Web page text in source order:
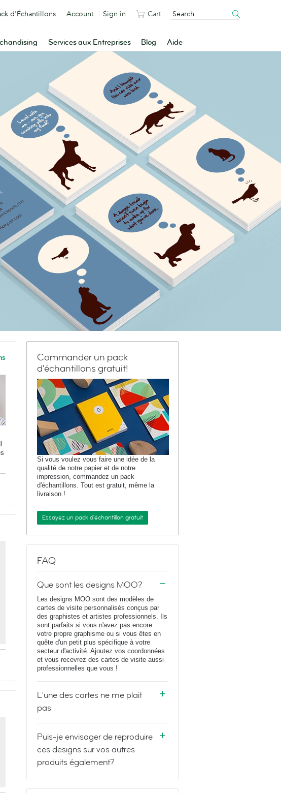
Services aux Entreprises Blog Aide
d'Échantillons Account Sign in Cart
Commander un pack
d'échantillons gratuit!
Si vous voulez vous faire une idée de la
qualité de notre papier et de notre
impression, commandez un pack
d'échantillons. Tout est gratuit, même la
livraison !
Essayez un pack d'échantillon gratuit
FAQ
Que sont les designs MOO?
Les designs MOO sont des modèles de
cartes de visite personnalisés conçus par
des graphistes et artistes professionnels. Ils
sont parfaits si vous n'avez pas encore
votre propre graphisme ou si vous êtes en
quête d'un petit plus spécifique à votre
secteur d'activité. Ajoutez vos coordonnées
et vous recevrez des cartes de visite aussi
professionnelles que vous !
L'une des cartes ne me plait
pas
Puis-je envisager de reproduire
ces designs sur vos autres
produits également?